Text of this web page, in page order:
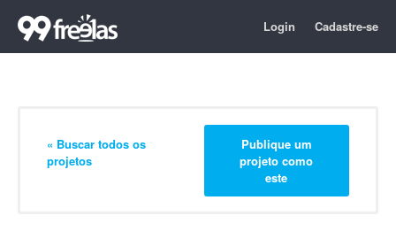
Login Cadastre-se
« Buscar todos os
projetos
Publique um
projeto como
este